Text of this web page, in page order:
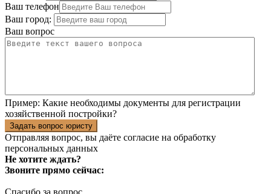
Ваш телефон
Ваш город:
Ваш вопрос
Пример: Какие необходимы документы для регистрации
хозяйственной постройки?
Задать вопрос юристу
Отправляя вопрос, вы даёте согласие на обработку
персональных данных
Не хотите ждать?
Звоните прямо сейчас:
Спасибо за вопрос